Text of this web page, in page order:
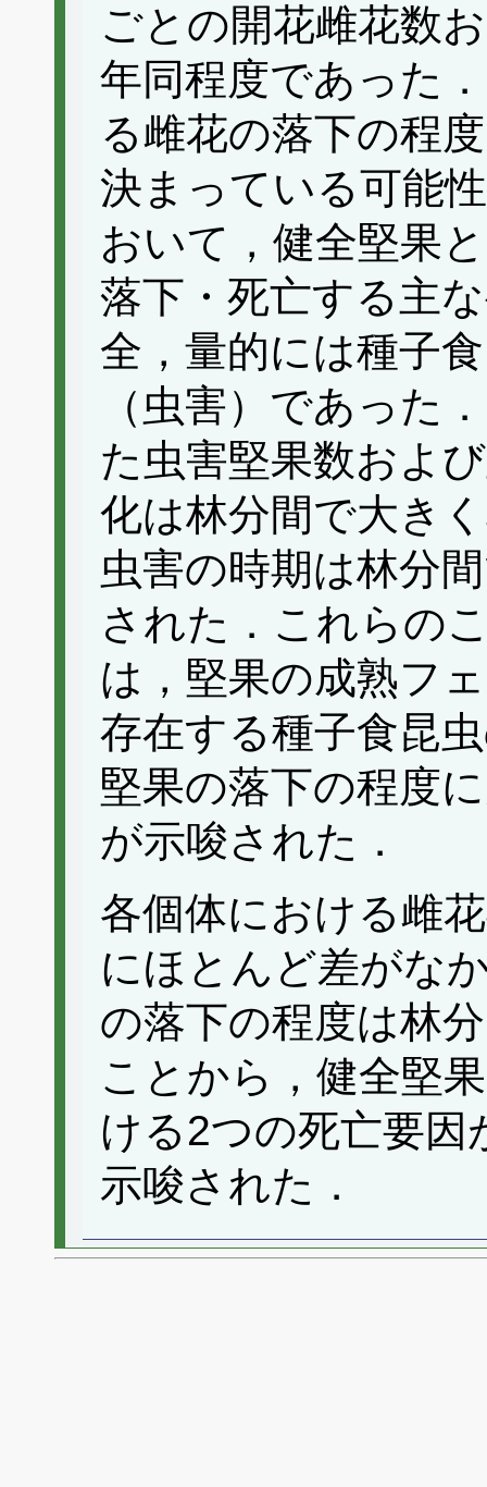
ごとの開花雌花数
年同程度であった
る雌花の落下の程
決まっている可能
おいて，健全堅果
落下・死亡する主
全，量的には種子
（虫害）であった
た虫害堅果数およ
化は林分間で大き
虫害の時期は林分
された．これらの
は，堅果の成熟フ
存在する種子食昆
堅果の落下の程度
が示唆された．
各個体における雌
にほとんど差がな
の落下の程度は林
ことから，健全堅
ける2つの死亡要
示唆された．